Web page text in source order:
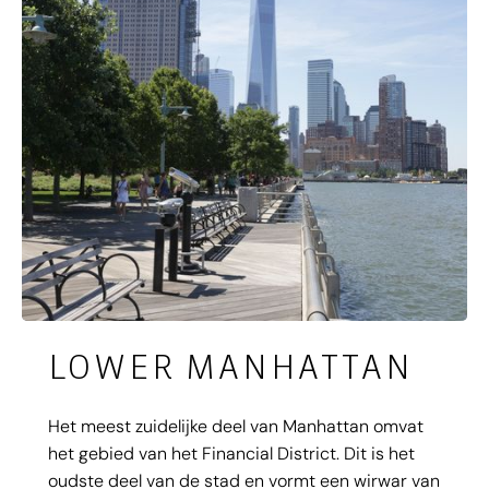
LOWER MANHATTAN
Het meest zuidelijke deel van Manhattan omvat
het gebied van het Financial District. Dit is het
oudste deel van de stad en vormt een wirwar van